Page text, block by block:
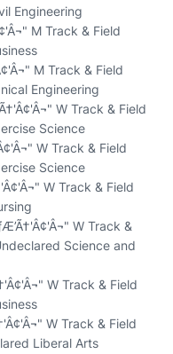
Engineering
M Track & Field
M Track & Field
Engineering
W Track & Field
Science
W Track & Field
Science
W Track & Field
W Track &
Science and
W Track & Field
W Track & Field
Liberal Arts